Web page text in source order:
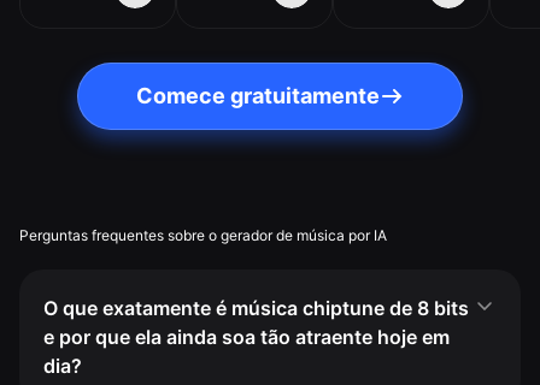
Comece gratuitamente
Perguntas frequentes sobre o gerador de música por IA
O que exatamente é música chiptune de 8 bits
e por que ela ainda soa tão atraente hoje em
dia?